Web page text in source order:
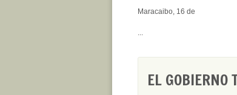
Maracaibo, 16 de
...
EL